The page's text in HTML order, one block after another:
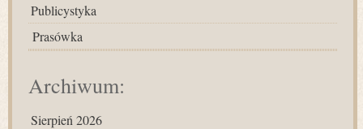
Publicystyka
Prasówka
Archiwum:
Sierpień 2026